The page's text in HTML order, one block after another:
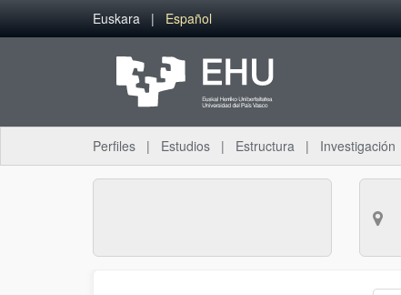
Saltar al contenido principal
Euskara Español
Perfiles Estudios Estructura Investigación